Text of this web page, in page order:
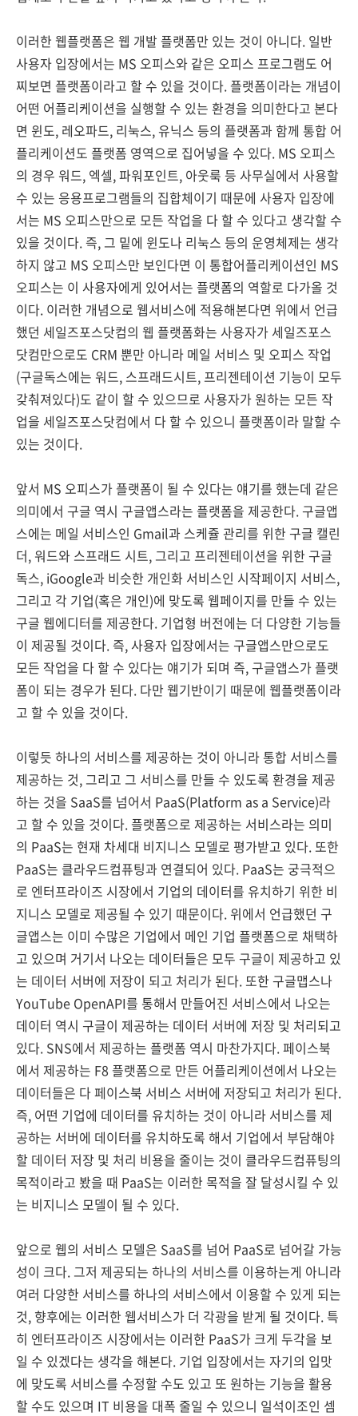
이러한 웹플랫폼은 웹 개발 플랫폼만 있는 것이 아니다. 일반
사용자 입장에서는 MS 오피스와 같은 오피스 프로그램도 어
찌보면 플랫폼이라고 할 수 있을 것이다. 플랫폼이라는 개념이
어떤 어플리케이션을 실행할 수 있는 환경을 의미한다고 본다
면 윈도, 레오파드, 리눅스, 유닉스 등의 플랫폼과 함께 통합 어
플리케이션도 플랫폼 영역으로 집어넣을 수 있다. MS 오피스
의 경우 워드, 엑셀, 파워포인트, 아웃룩 등 사무실에서 사용할
수 있는 응용프로그램들의 집합체이기 때문에 사용자 입장에
서는 MS 오피스만으로 모든 작업을 다 할 수 있다고 생각할 수
있을 것이다. 즉, 그 밑에 윈도나 리눅스 등의 운영체제는 생각
하지 않고 MS 오피스만 보인다면 이 통합어플리케이션인 MS
오피스는 이 사용자에게 있어서는 플랫폼의 역할로 다가올 것
이다. 이러한 개념으로 웹서비스에 적용해본다면 위에서 언급
했던 세일즈포스닷컴의 웹 플랫폼화는 사용자가 세일즈포스
닷컴만으로도 CRM 뿐만 아니라 메일 서비스 및 오피스 작업
(구글독스에는 워드, 스프래드시트, 프리젠테이션 기능이 모두
갖춰져있다)도 같이 할 수 있으므로 사용자가 원하는 모든 작
업을 세일즈포스닷컴에서 다 할 수 있으니 플랫폼이라 말할 수
있는 것이다.
앞서 MS 오피스가 플랫폼이 될 수 있다는 얘기를 했는데 같은
의미에서 구글 역시 구글앱스라는 플랫폼을 제공한다. 구글앱
스에는 메일 서비스인 Gmail과 스케쥴 관리를 위한 구글 캘린
더, 워드와 스프래드 시트, 그리고 프리젠테이션을 위한 구글
독스, iGoogle과 비슷한 개인화 서비스인 시작페이지 서비스,
그리고 각 기업(혹은 개인)에 맞도록 웹페이지를 만들 수 있는
구글 웹에디터를 제공한다. 기업형 버전에는 더 다양한 기능들
이 제공될 것이다. 즉, 사용자 입장에서는 구글앱스만으로도
모든 작업을 다 할 수 있다는 얘기가 되며 즉, 구글앱스가 플랫
폼이 되는 경우가 된다. 다만 웹기반이기 때문에 웹플랫폼이라
고 할 수 있을 것이다.
이렇듯 하나의 서비스를 제공하는 것이 아니라 통합 서비스를
제공하는 것, 그리고 그 서비스를 만들 수 있도록 환경을 제공
하는 것을 SaaS를 넘어서 PaaS(Platform as a Service)라
고 할 수 있을 것이다. 플랫폼으로 제공하는 서비스라는 의미
의 PaaS는 현재 차세대 비지니스 모델로 평가받고 있다. 또한
PaaS는 클라우드컴퓨팅과 연결되어 있다. PaaS는 궁극적으
로 엔터프라이즈 시장에서 기업의 데이터를 유치하기 위한 비
지니스 모델로 제공될 수 있기 때문이다. 위에서 언급했던 구
글앱스는 이미 수많은 기업에서 메인 기업 플랫폼으로 채택하
고 있으며 거기서 나오는 데이터들은 모두 구글이 제공하고 있
는 데이터 서버에 저장이 되고 처리가 된다. 또한 구글맵스나
YouTube OpenAPI를 통해서 만들어진 서비스에서 나오는
데이터 역시 구글이 제공하는 데이터 서버에 저장 및 처리되고
있다. SNS에서 제공하는 플랫폼 역시 마찬가지다. 페이스북
에서 제공하는 F8 플랫폼으로 만든 어플리케이션에서 나오는
데이터들은 다 페이스북 서비스 서버에 저장되고 처리가 된다.
즉, 어떤 기업에 데이터를 유치하는 것이 아니라 서비스를 제
공하는 서버에 데이터를 유치하도록 해서 기업에서 부담해야
할 데이터 저장 및 처리 비용을 줄이는 것이 클라우드컴퓨팅의
목적이라고 봤을 때 PaaS는 이러한 목적을 잘 달성시킬 수 있
는 비지니스 모델이 될 수 있다.
앞으로 웹의 서비스 모델은 SaaS를 넘어 PaaS로 넘어갈 가능
성이 크다. 그저 제공되는 하나의 서비스를 이용하는게 아니라
여러 다양한 서비스를 하나의 서비스에서 이용할 수 있게 되는
것, 향후에는 이러한 웹서비스가 더 각광을 받게 될 것이다. 특
히 엔터프라이즈 시장에서는 이러한 PaaS가 크게 두각을 보
일 수 있겠다는 생각을 해본다. 기업 입장에서는 자기의 입맛
에 맞도록 서비스를 수정할 수도 있고 또 원하는 기능을 활용
할 수도 있으며 IT 비용을 대폭 줄일 수 있으니 일석이조인 셈